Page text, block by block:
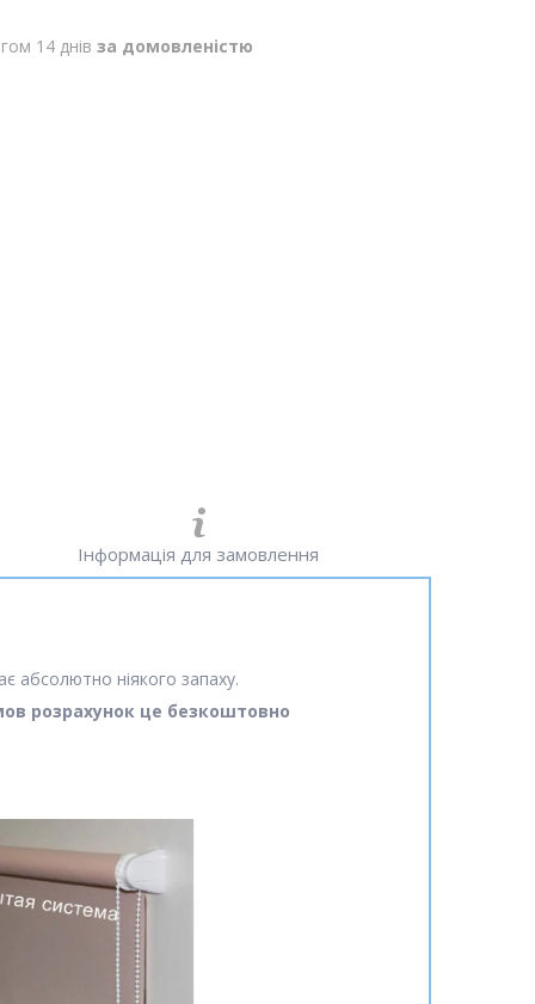
14 днів за домовленістю
Інформація для замовлення
абсолютно ніякого запаху.
розрахунок це безкоштовно